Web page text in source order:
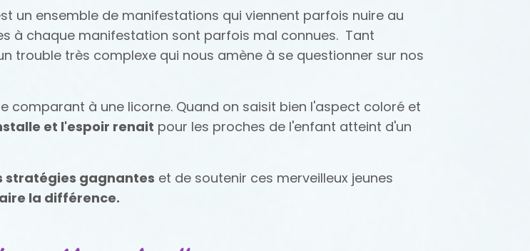
un ensemble de manifestations qui viennent parfois nuire au
à chaque manifestation sont parfois mal connues. Tant
trouble très complexe qui nous amène à se questionner sur nos
comparant à une licorne. Quand on saisit bien l'aspect coloré et
et l'espoir renait pour les proches de l'enfant atteint d'un
stratégies gagnantes et de soutenir ces merveilleux jeunes
la différence.